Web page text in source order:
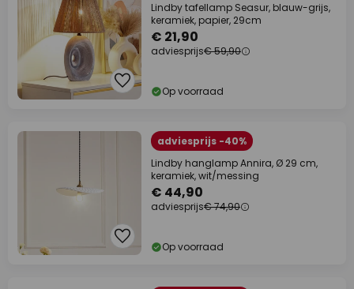
Lindby tafellamp Seasur, blauw-grijs,
keramiek, papier, 29cm
€ 21,90
adviesprijs€ 59,90
Op voorraad
adviesprijs -40%
Lindby hanglamp Annira, Ø 29 cm,
keramiek, wit/messing
€ 44,90
adviesprijs€ 74,90
Op voorraad